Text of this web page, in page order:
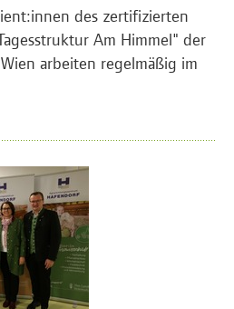
des zertifizierten
Am Himmel" der
arbeiten regelmäßig im